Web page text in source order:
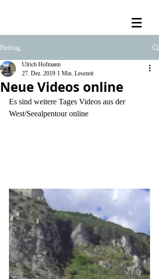
Beitrag
Neue Videos online
Ulrich Hofmann
27. Dez. 2019 1 Min. Lesezeit
Es sind weitere Tages Videos aus der
West/Seealpentour online